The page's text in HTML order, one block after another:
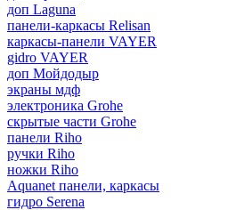
доп Laguna
панели-каркасы Relisan
каркасы-панели VAYER
gidro VAYER
доп Мойдодыр
экраны мдф
электроника Grohe
скрытые части Grohe
панели Riho
ручки Riho
ножки Riho
Aquanet панели, каркасы
гидро Serena